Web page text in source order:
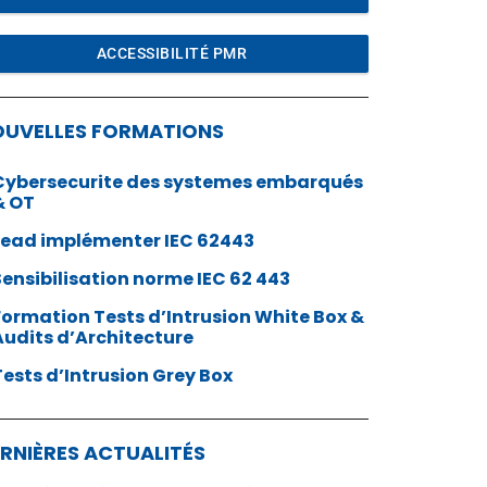
ACCESSIBILITÉ PMR
FORMATIONS
des systemes embarqués
OT
implémenter IEC 62443
norme IEC 62 443
Tests d’Intrusion White Box &
d’Architecture
d’Intrusion Grey Box
ACTUALITÉS